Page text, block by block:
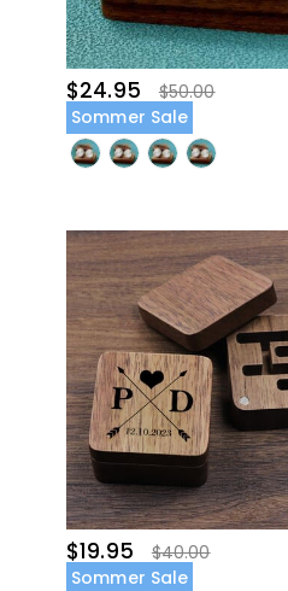
$24.95
$50.00
Sommer Sale
$19.95
$40.00
Sommer Sale